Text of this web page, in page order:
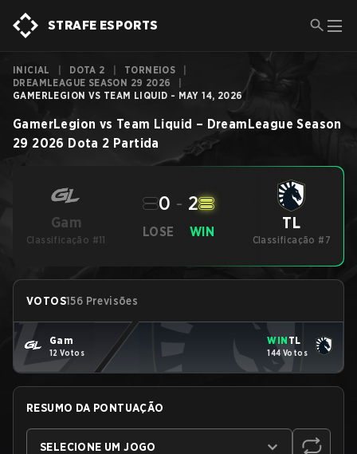
STRAFE ESPORTS
INICIAL DOTA 2 TORNEIOS
DREAMLEAGUE SEASON 29 2026
GAMERLEGION VS TEAM LIQUID - MAY 14, 2026
GamerLegion vs Team Liquid – DreamLeague Season
29 2026 Dota 2 Partida
Gam
Classificação #11
LOSE
0 - 2
WIN TL
Classificação #7
VOTOS156 Previsões
Gam
12 Votos
WIN TL
144 Votos
RESUMO DA PONTUAÇÃO
SELECIONE UM JOGO